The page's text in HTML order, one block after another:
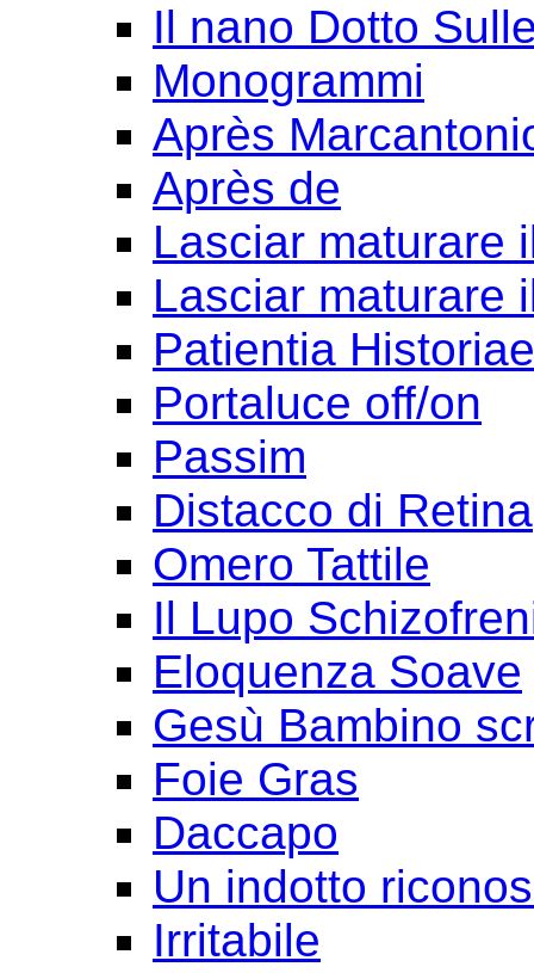
Il nano Dotto
Monogrammi
Après
Après de
Lasciar maturare
Lasciar maturare
Patientia Historiae
Portaluce off/on
Passim
Distacco di Retina
Omero Tattile
Il Lupo
Eloquenza Soave
Gesù Bambino
Foie Gras
Daccapo
Un indotto
Irritabile